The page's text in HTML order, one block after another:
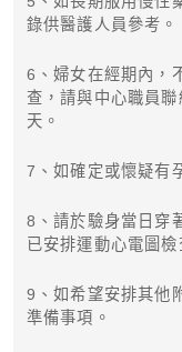
錄供醫護人員參考。
6、婦女在經期內，
查，請與中心職員
天。
7、如確定或懷疑有
8、請於驗身當日穿
已安排運動心電圖
9、如希望安排其他
準備事項。